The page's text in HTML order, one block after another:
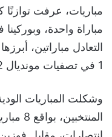
مباريات، عرفت توازنًا
مباراة واحدة،
1 في تصفيات مونديال 2022.
وشكلت المباريات